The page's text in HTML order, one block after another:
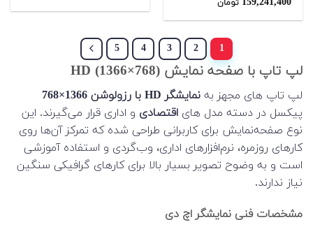
از 5
تومان
1
2
3
4
5
لپ تاپ با صفحه نمایش HD (1366×768)
لپ تاپ های مجهز به نمایشگر HD با رزولوشن 1366×768
پیکسل در دسته مدل های اقتصادی و اداری قرار می‌گیرند. این
نوع صفحه‌نمایش برای کاربرانی طراحی شده که تمرکز آن‌ها روی
کارهای روزمره، نرم‌افزارهای اداری، وب‌گردی و استفاده آموزشی
است و به وضوح تصویر بسیار بالا برای کارهای گرافیکی سنگین
نیاز ندارند.
مشخصات فنی نمایشگر اچ دی